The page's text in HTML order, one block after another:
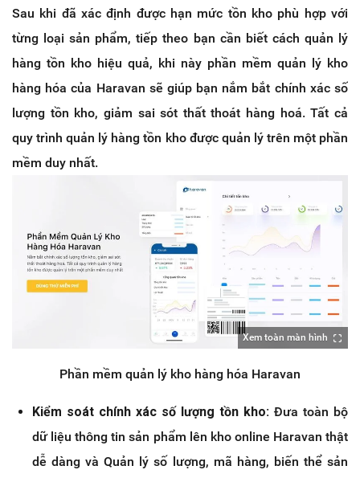
Sau khi đã xác định được hạn mức tồn kho phù hợp với
từng loại sản phẩm, tiếp theo bạn cần biết cách quản lý
hàng tồn kho hiệu quả, khi này phần mềm quản lý kho
hàng hóa của Haravan sẽ giúp bạn nắm bắt chính xác số
lượng tồn kho, giảm sai sót thất thoát hàng hoá. Tất cả
quy trình quản lý hàng tồn kho được quản lý trên một phần
mềm duy nhất.
Xem toàn màn hình
Phần mềm quản lý kho hàng hóa Haravan
Kiểm soát chính xác số lượng tồn kho: Đưa toàn bộ
dữ liệu thông tin sản phẩm lên kho online Haravan thật
dễ dàng và Quản lý số lượng, mã hàng, biến thể sản